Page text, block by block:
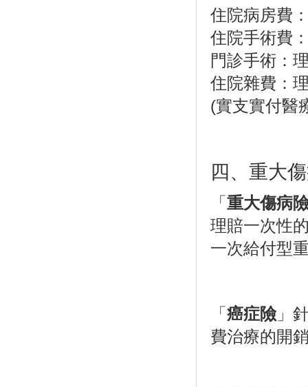
住院病房費
住院手術費
門診手術：
住院雜費：
(實支實付醫
四、重大
「 重大傷病
理賠一次性
一次給付型
「 癌症險」
費治療的開